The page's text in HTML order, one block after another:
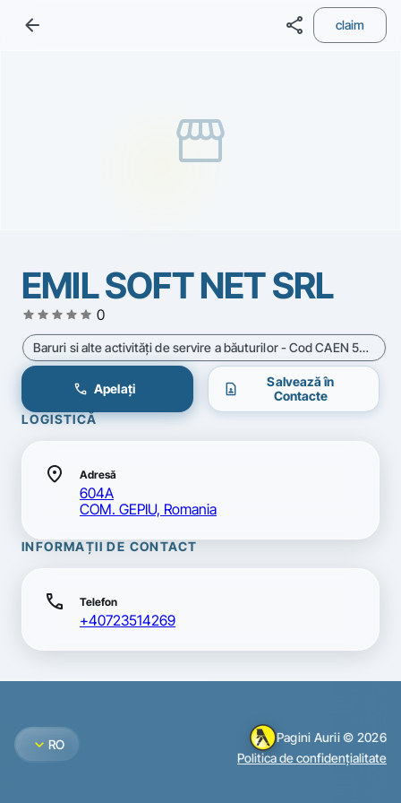
arrow_back share claim
storefront
EMIL SOFT NET SRL
star star star star star 0
Baruri si alte activităţi de servire a băuturilor - Cod CAEN 5630
call Apelați contact_page
Salvează în
Contacte
LOGISTICĂ
location_on Adresă
604A
COM. GEPIU, Romania
INFORMAȚII DE CONTACT
call Telefon
+40723514269
expand_more RO
Pagini Aurii © 2026
Politica de confidențialitate